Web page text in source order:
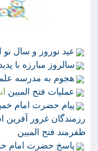
عيد نوروز و سال نو
سالروز مبارزه با
هجوم به مدرسه
عمليات فتح المبين
پيام حضرت امام
رزمندگان غرور
ظفرمند فتح المبين
پاسخ حضرت امام